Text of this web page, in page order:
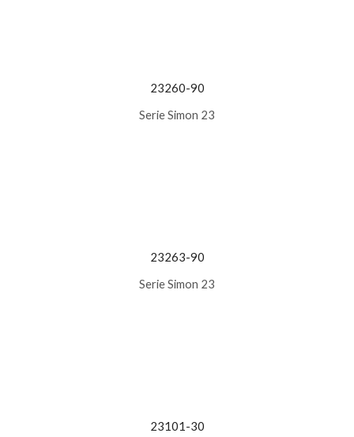
23260-90
Serie Simon 23
23263-90
Serie Simon 23
23101-30